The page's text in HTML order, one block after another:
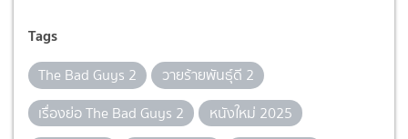
Tags
The Bad Guys 2
วายร้ายพันธุ์ดี 2
เรื่องย่อ The Bad Guys 2
หนังใหม่ 2025